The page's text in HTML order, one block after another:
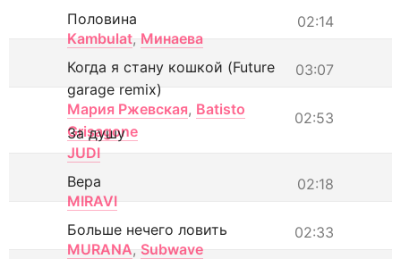
02:14
Половина
Kambulat, Минаева
03:07
Когда я стану кошкой (Future
garage remix)
Мария Ржевская, Batisto
Grisagone
02:53
За душу
JUDI
02:18
Вера
MIRAVI
02:33
Больше нечего ловить
MURANA, Subwave